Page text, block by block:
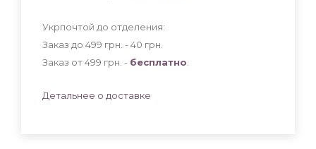
Укрпочтой до отделения:
Заказ до 499 грн. - 40 грн
Заказ от 499 грн. - бесплатно
Детальнее о доставке